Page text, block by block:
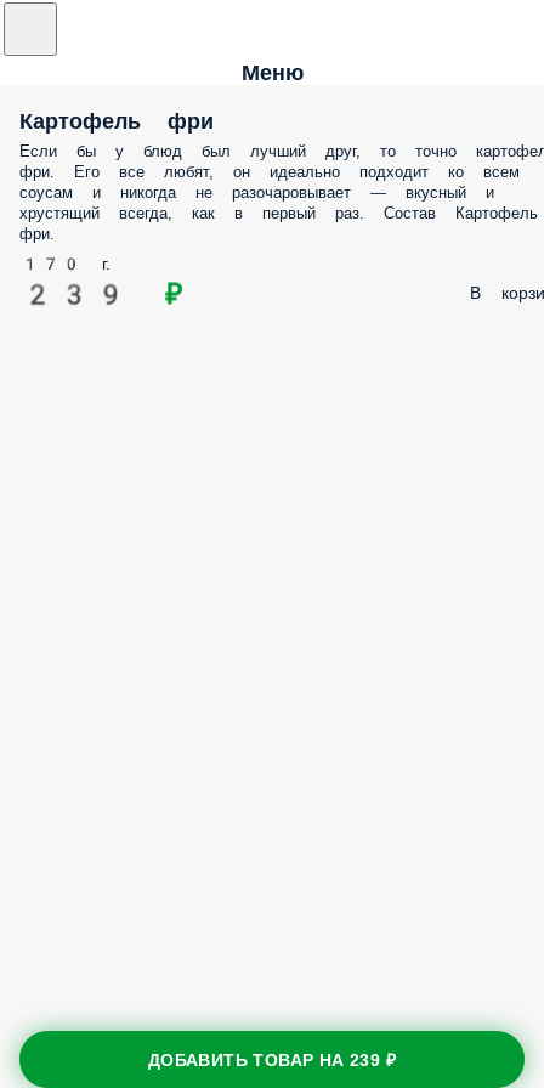
Меню
Картофель фри
Если бы у блюд был лучший друг, то точно
фри. Его все любят, он идеально подходит ко всем
соусам и никогда не разочаровывает — вкусный и
хрустящий всегда, как в первый раз. Состав Картофель
фри.
170 г.
239 ₽ В
ДОБАВИТЬ ТОВАР НА239 ₽